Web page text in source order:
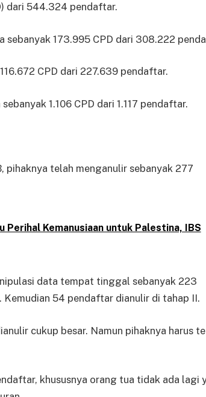
dari 544.324 pendaftar.
sebanyak 173.995 CPD dari 308.222
CPD dari 227.639 pendaftar.
1.106 CPD dari 1.117 pendaftar.
pihaknya telah menganulir sebanyak 277
Perihal Kemanusiaan untuk Palestina, IBS
data tempat tinggal sebanyak 223
54 pendaftar dianulir di tahap II.
cukup besar. Namun pihaknya harus
khususnya orang tua tidak ada lagi